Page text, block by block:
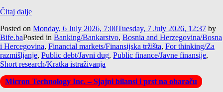
Čitaj dalje
Posted on Monday, 6 July 2026, 7:00Tuesday, 7 July 2026, 12:37 by
Bife.baPosted in Banking/Bankarstvo, Bosnia and Herzegovina/Bosna
i Hercegovina, Financial markets/Finansijska tržišta, For thinking/Za
razmišljanje, Public debt/Javni dug, Public finance/Javne finansije,
Short research/Kratka istraživanja
Micron Technology Inc. – Sjajni bilansi i prst na obaraču